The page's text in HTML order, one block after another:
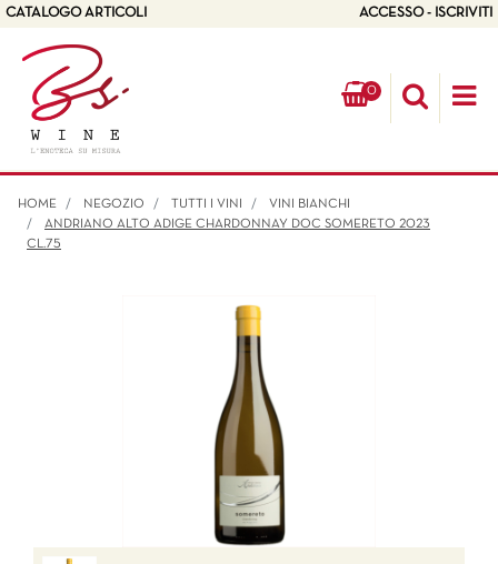
CATALOGO ARTICOLI ACCESSO - ISCRIVITI
0
HOME NEGOZIO TUTTI I VINI
VINI BIANCHI
ANDRIANO ALTO ADIGE CHARDONNAY DOC SOMERETO 2023
CL.75